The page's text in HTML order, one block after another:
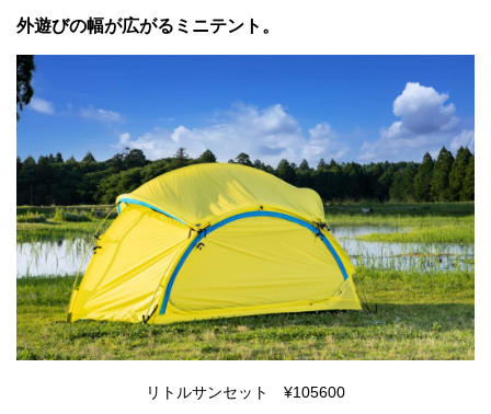
外遊びの幅が広がるミニテント。
リトルサンセット ¥105600